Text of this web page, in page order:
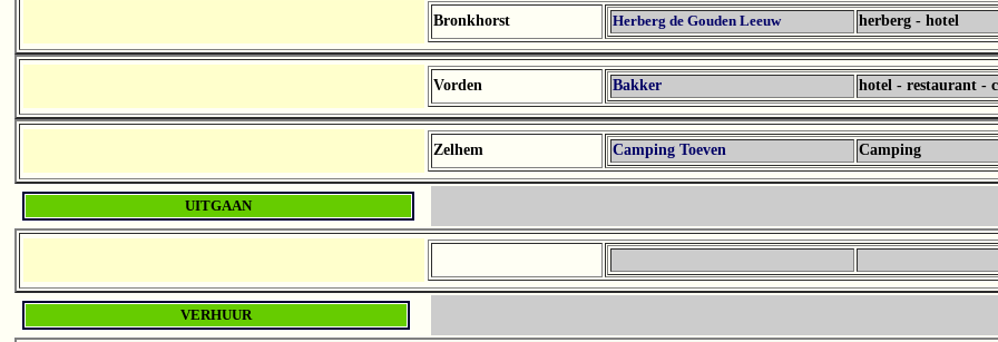
Bronkhorst Herberg de Gouden Leeuw herberg - hotel
Vorden Bakker hotel - restaurant -
Zelhem Camping Toeven Camping
UITGAAN
VERHUUR